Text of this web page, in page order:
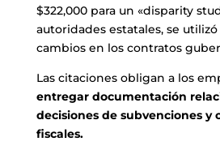
$322,000 para un «disparity
autoridades estatales, se
cambios en los contratos
Las citaciones obligan a los
entregar documentación
decisiones de subvenciones y
fiscales.